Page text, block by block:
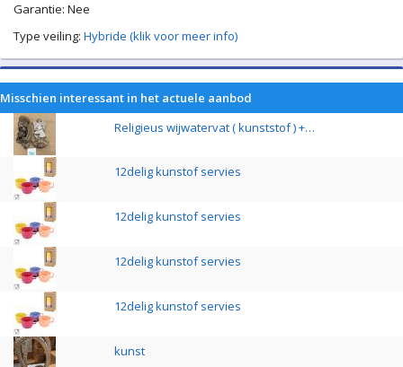
Garantie: Nee
Type veiling: Hybride (klik voor meer info)
Misschien interessant in het actuele aanbod
Religieus wijwatervat ( kunststof ) +…
12delig kunstof servies
12delig kunstof servies
12delig kunstof servies
12delig kunstof servies
kunst